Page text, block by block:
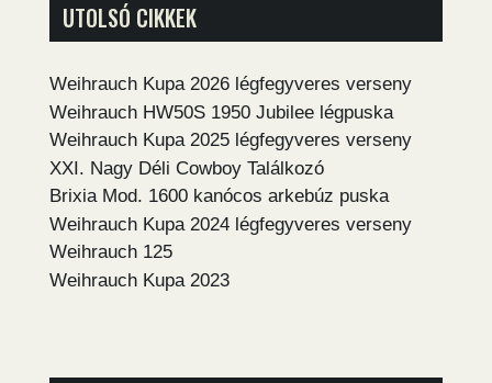
UTOLSÓ CIKKEK
Weihrauch Kupa 2026 légfegyveres verseny
Weihrauch HW50S 1950 Jubilee légpuska
Weihrauch Kupa 2025 légfegyveres verseny
XXI. Nagy Déli Cowboy Találkozó
Brixia Mod. 1600 kanócos arkebúz puska
Weihrauch Kupa 2024 légfegyveres verseny
Weihrauch 125
Weihrauch Kupa 2023